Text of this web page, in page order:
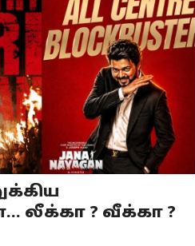
லீக்கா ? வீக்கா ?